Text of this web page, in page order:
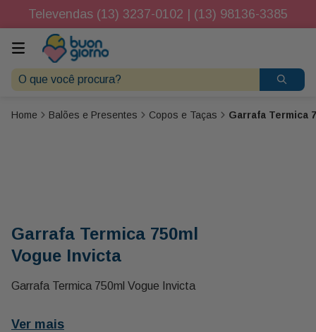
Televendas (13) 3237-0102 | (13) 98136-3385
O que você procura?
Balões e Presentes Copos e Taças Garrafa Termica
Garrafa Termica 750ml
Vogue Invicta
Garrafa Termica 750ml Vogue Invicta
Ver mais